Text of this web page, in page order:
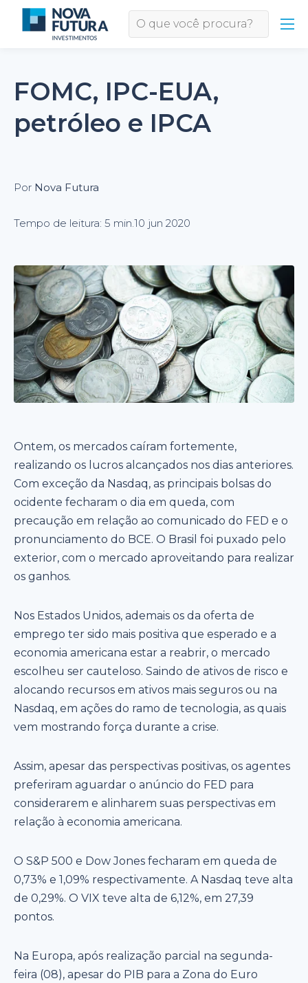
FOMC, IPC-EUA,
petróleo e IPCA
Por Nova Futura
Tempo de leitura: 5 min.10 jun 2020
Ontem, os mercados caíram fortemente,
realizando os lucros alcançados nos dias anteriores.
Com exceção da Nasdaq, as principais bolsas do
ocidente fecharam o dia em queda, com
precaução em relação ao comunicado do FED e o
pronunciamento do BCE. O Brasil foi puxado pelo
exterior, com o mercado aproveitando para realizar
os ganhos.
Nos Estados Unidos, ademais os da oferta de
emprego ter sido mais positiva que esperado e a
economia americana estar a reabrir, o mercado
escolheu ser cauteloso. Saindo de ativos de risco e
alocando recursos em ativos mais seguros ou na
Nasdaq, em ações do ramo de tecnologia, as quais
vem mostrando força durante a crise.
Assim, apesar das perspectivas positivas, os agentes
preferiram aguardar o anúncio do FED para
considerarem e alinharem suas perspectivas em
relação à economia americana.
O S&P 500 e Dow Jones fecharam em queda de
0,73% e 1,09% respectivamente. A Nasdaq teve alta
de 0,29%. O VIX teve alta de 6,12%, em 27,39
pontos.
Na Europa, após realização parcial na segunda-
feira (08), apesar do PIB para a Zona do Euro